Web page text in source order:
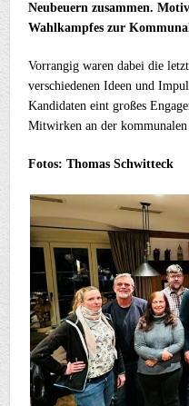
Neubeuern zusammen.
Wahlkampfes zur
Vorrangig waren dabei die
verschiedenen Ideen und
Kandidaten eint großes
Mitwirken an der
Fotos: Thomas Schwitteck